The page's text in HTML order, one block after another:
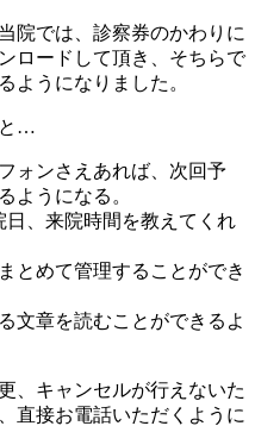
院では、診察券のかわりに
ロードして頂き、そちらで
ようになりました。
と…
ォンさえあれば、次回予
ようになる。
、来院時間を教えてくれ
とめて管理することができ
文章を読むことができるよ
、キャンセルが行えないた
直接お電話いただくように